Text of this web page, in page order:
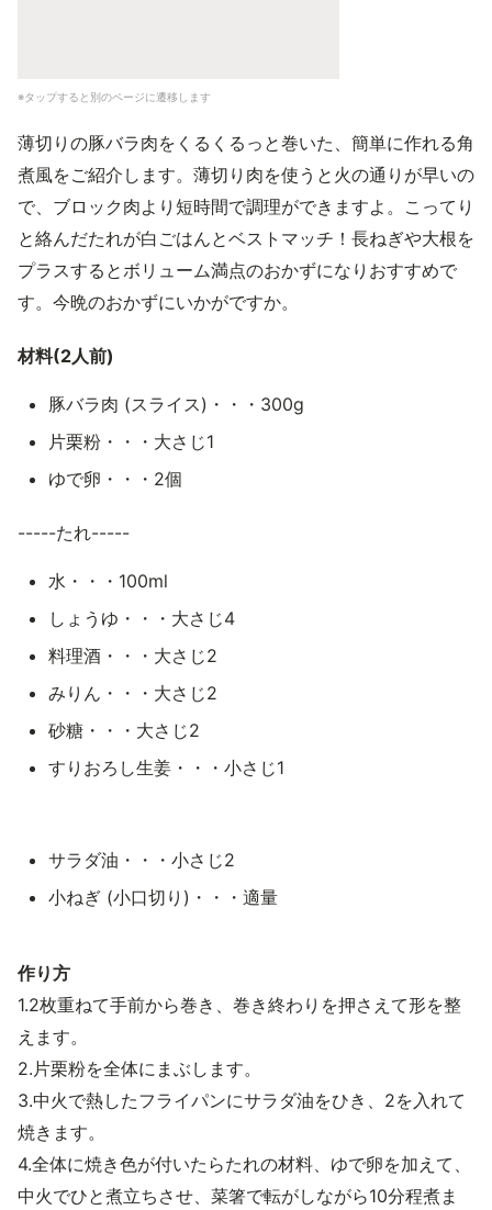
※タップすると別のページに遷移します
薄切りの豚バラ肉をくるくるっと巻いた、簡単に作れる角
煮風をご紹介します。薄切り肉を使うと火の通りが早いの
で、ブロック肉より短時間で調理ができますよ。こってり
と絡んだたれが白ごはんとベストマッチ！長ねぎや大根を
プラスするとボリューム満点のおかずになりおすすめで
す。今晩のおかずにいかがですか。
材料(2人前)
豚バラ肉 (スライス)・・・300g
片栗粉・・・大さじ1
ゆで卵・・・2個
-----たれ-----
水・・・100ml
しょうゆ・・・大さじ4
料理酒・・・大さじ2
みりん・・・大さじ2
砂糖・・・大さじ2
すりおろし生姜・・・小さじ1
サラダ油・・・小さじ2
小ねぎ (小口切り)・・・適量
作り方
1.2枚重ねて手前から巻き、巻き終わりを押さえて形を整
えます。
2.片栗粉を全体にまぶします。
3.中火で熱したフライパンにサラダ油をひき、2を入れて
焼きます。
4.全体に焼き色が付いたらたれの材料、ゆで卵を加えて、
中火でひと煮立ちさせ、菜箸で転がしながら10分程煮ま